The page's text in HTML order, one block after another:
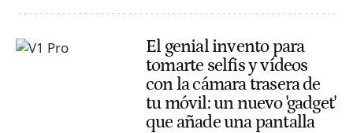
El genial invento para
tomarte selfis y vídeos
con la cámara trasera de
tu móvil: un nuevo 'gadget'
que añade una pantalla